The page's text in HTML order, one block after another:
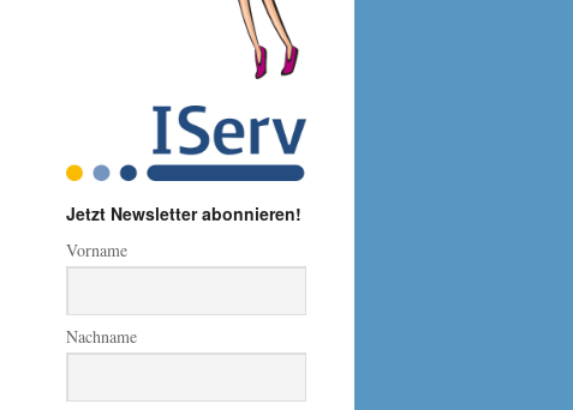
Jetzt Newsletter abonnieren!
Vorname
Nachname